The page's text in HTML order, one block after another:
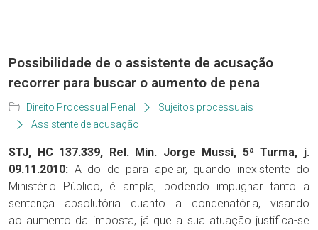
Possibilidade de o assistente de acusação
recorrer para buscar o aumento de pena
Direito Processual Penal
Sujeitos processuais
Assistente de acusação
STJ, HC 137.339, Rel. Min. Jorge Mussi, 5ª Turma, j.
09.11.2010: A do de para apelar, quando inexistente do
Ministério Público, é ampla, podendo impugnar tanto a
sentença absolutória quanto a condenatória, visando
ao aumento da imposta, já que a sua atuação justifica-se